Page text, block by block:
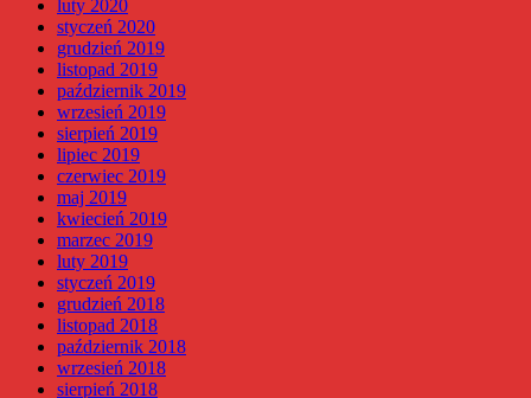
luty 2020
styczeń 2020
grudzień 2019
listopad 2019
październik 2019
wrzesień 2019
sierpień 2019
lipiec 2019
czerwiec 2019
maj 2019
kwiecień 2019
marzec 2019
luty 2019
styczeń 2019
grudzień 2018
listopad 2018
październik 2018
wrzesień 2018
sierpień 2018